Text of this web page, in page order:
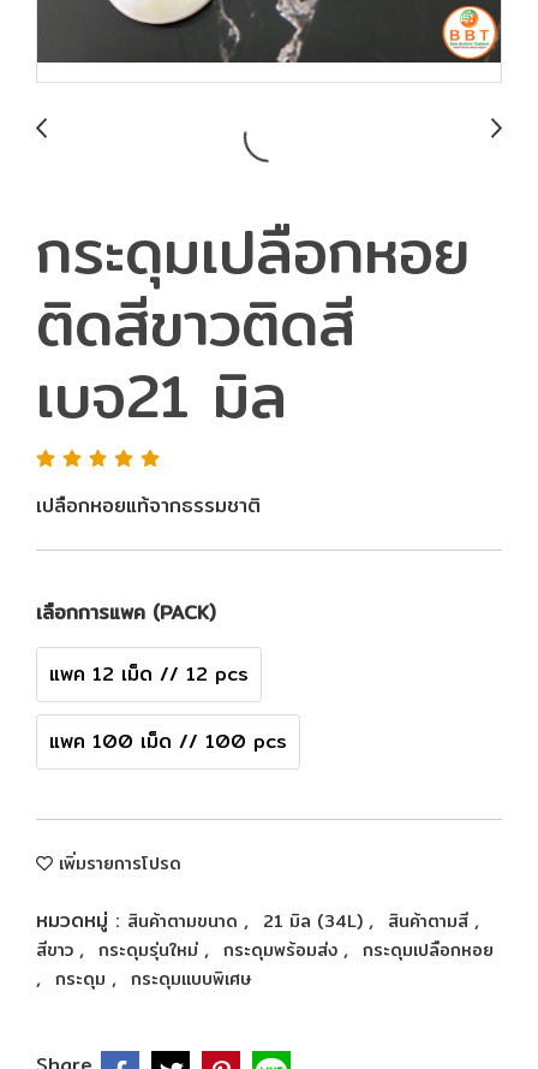
กระดุมเปลือกหอย
ติดสีขาวติดสี
เบจ21 มิล
เปลือกหอยแท้จากธรรมชาติ
เลือกการแพค (PACK)
แพค 12 เม็ด // 12 pcs
แพค 100 เม็ด // 100 pcs
เพิ่มรายการโปรด
หมวดหมู่ : สินค้าตามขนาด , 21 มิล (34L) , สินค้าตามสี ,
สีขาว , กระดุมรุ่นใหม่ , กระดุมพร้อมส่ง , กระดุมเปลือกหอย
, กระดุม , กระดุมแบบพิเศษ